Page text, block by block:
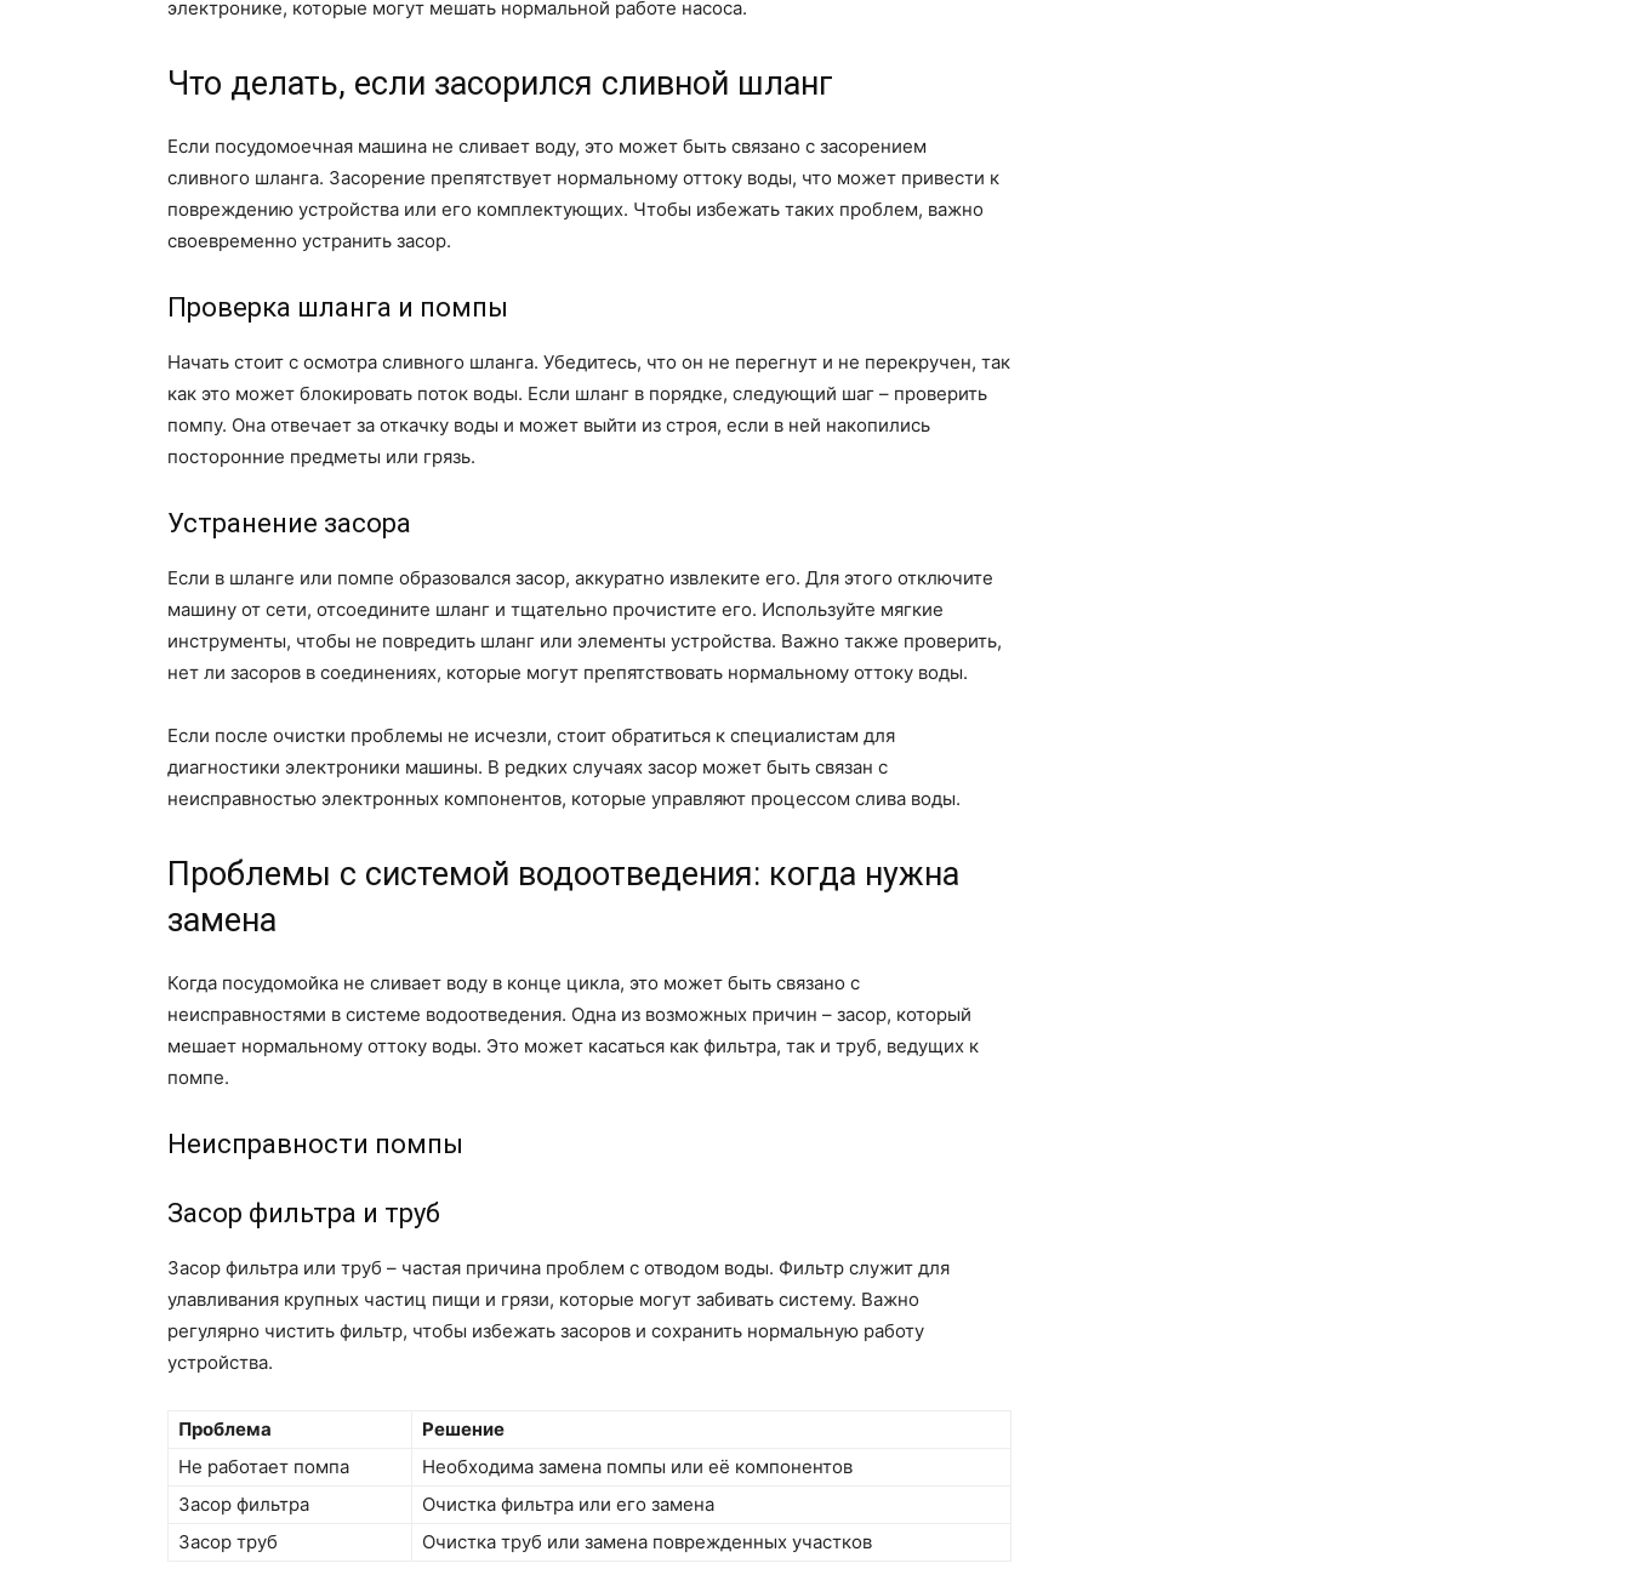
электронике, которые могут мешать нормальной работе насоса.
Что делать, если засорился сливной шланг
Если посудомоечная машина не сливает воду, это может быть связано с засорением
сливного шланга. Засорение препятствует нормальному оттоку воды, что может привести к
повреждению устройства или его комплектующих. Чтобы избежать таких проблем, важно
своевременно устранить засор.
Проверка шланга и помпы
Начать стоит с осмотра сливного шланга. Убедитесь, что он не перегнут и не перекручен, так
как это может блокировать поток воды. Если шланг в порядке, следующий шаг – проверить
помпу. Она отвечает за откачку воды и может выйти из строя, если в ней накопились
посторонние предметы или грязь.
Устранение засора
Если в шланге или помпе образовался засор, аккуратно извлеките его. Для этого отключите
машину от сети, отсоедините шланг и тщательно прочистите его. Используйте мягкие
инструменты, чтобы не повредить шланг или элементы устройства. Важно также проверить,
нет ли засоров в соединениях, которые могут препятствовать нормальному оттоку воды.
Если после очистки проблемы не исчезли, стоит обратиться к специалистам для
диагностики электроники машины. В редких случаях засор может быть связан с
неисправностью электронных компонентов, которые управляют процессом слива воды.
Проблемы с системой водоотведения: когда нужна
замена
Когда посудомойка не сливает воду в конце цикла, это может быть связано с
неисправностями в системе водоотведения. Одна из возможных причин – засор, который
мешает нормальному оттоку воды. Это может касаться как фильтра, так и труб, ведущих к
помпе.
Неисправности помпы
Засор фильтра и труб
Засор фильтра или труб – частая причина проблем с отводом воды. Фильтр служит для
улавливания крупных частиц пищи и грязи, которые могут забивать систему. Важно
регулярно чистить фильтр, чтобы избежать засоров и сохранить нормальную работу
устройства.
Проблема
Решение
Не работает помпа
Необходима замена помпы или её компонентов
Засор фильтра
Очистка фильтра или его замена
Засор труб
Очистка труб или замена поврежденных участков